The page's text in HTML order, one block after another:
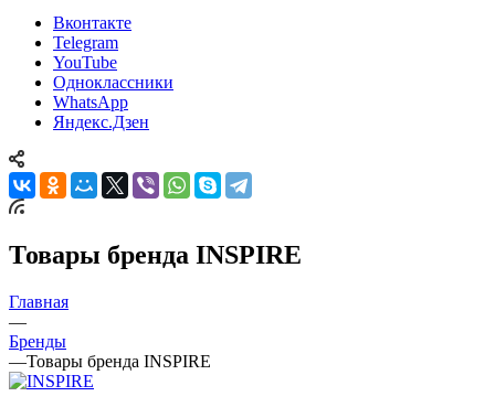
Вконтакте
Telegram
YouTube
Одноклассники
WhatsApp
Яндекс.Дзен
Товары бренда INSPIRE
Главная
—
Бренды
—Товары бренда INSPIRE